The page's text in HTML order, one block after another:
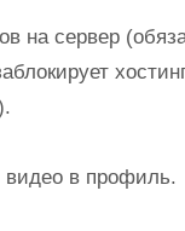
на сервер
видео в профиль.